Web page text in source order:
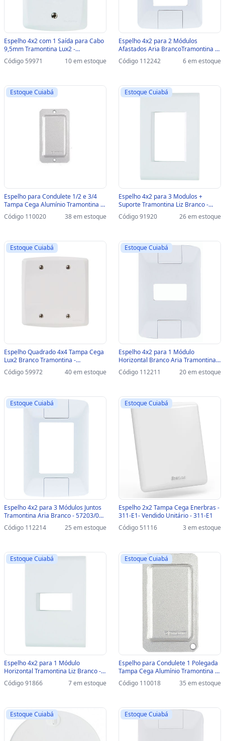
Espelho 4x2 com 1 Saída para Cabo
9,5mm Tramontina Lux2 -
57105/002 - 57105/002
Código 59971 10 em estoque
Espelho 4x2 para 2 Módulos
Afastados Aria BrancoTramontina -
57203/006 - 57203/006
Código 112242 6 em estoque
Estoque Cuiabá
Espelho para Condulete 1/2 e 3/4
Tampa Cega Alumínio Tramontina -
56114/006 - 56114/006
Código 110020 38 em estoque
Estoque Cuiabá
Espelho 4x2 para 3 Modulos +
Suporte Tramontina Liz Branco -
57106/007 - 57106/007
Código 91920 26 em estoque
Estoque Cuiabá
Espelho Quadrado 4x4 Tampa Cega
Lux2 Branco Tramontina -
57105/021 - 57105/021
Código 59972 40 em estoque
Estoque Cuiabá
Espelho 4x2 para 1 Módulo
Horizontal Branco Aria Tramontina -
57203/004 - 57203/004
Código 112211 20 em estoque
Estoque Cuiabá
Espelho 4x2 para 3 Módulos Juntos
Tramontina Aria Branco - 57203/007
- 57203/007
Código 112214 25 em estoque
Estoque Cuiabá
Espelho 2x2 Tampa Cega Enerbras -
311-E1- Vendido Unitário - 311-E1
Código 51116
3 em estoque
Estoque Cuiabá
Espelho 4x2 para 1 Módulo
Horizontal Tramontina Liz Branco -
57106/004 - 57106/004
Código 91866 7 em estoque
Estoque Cuiabá
Espelho para Condulete 1 Polegada
Tampa Cega Alumínio Tramontina -
56114/007 - Vendido Unitário -
56114/007
Código 110018 35 em estoque
Estoque Cuiabá Estoque Cuiabá